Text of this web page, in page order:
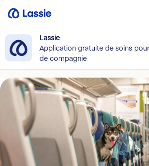
Lassie
Application gratuite de soins
de compagnie